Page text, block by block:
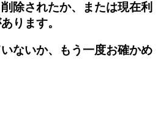
除されたか、または現在利
ります。
ないか、もう一度お確かめ